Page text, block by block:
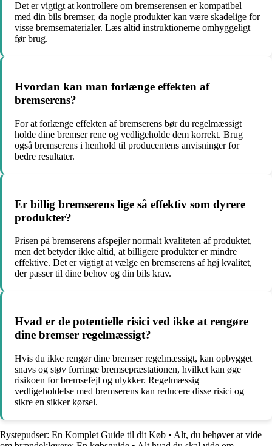
Det er vigtigt at kontrollere om bremserensen er kompatibel
med din bils bremser, da nogle produkter kan være skadelige for
visse bremsematerialer. Læs altid instruktionerne omhyggeligt
før brug.
Hvordan kan man forlænge effekten af
bremserens?
For at forlænge effekten af bremserens bør du regelmæssigt
holde dine bremser rene og vedligeholde dem korrekt. Brug
også bremserens i henhold til producentens anvisninger for
bedre resultater.
Er billig bremserens lige så effektiv som dyrere
produkter?
Prisen på bremserens afspejler normalt kvaliteten af produktet,
men det betyder ikke altid, at billigere produkter er mindre
effektive. Det er vigtigt at vælge en bremserens af høj kvalitet,
der passer til dine behov og din bils krav.
Hvad er de potentielle risici ved ikke at rengøre
dine bremser regelmæssigt?
Hvis du ikke rengør dine bremser regelmæssigt, kan opbygget
snavs og støv forringe bremsepræstationen, hvilket kan øge
risikoen for bremsefejl og ulykker. Regelmæssig
vedligeholdelse med bremserens kan reducere disse risici og
sikre en sikker kørsel.
Rystepudser: En Komplet Guide til dit Køb • Alt, du behøver at vide